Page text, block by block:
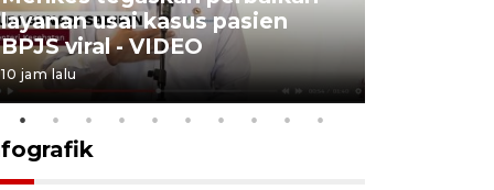
layanan usai kasus pasien
BPJS viral - VIDEO
10 jam lalu